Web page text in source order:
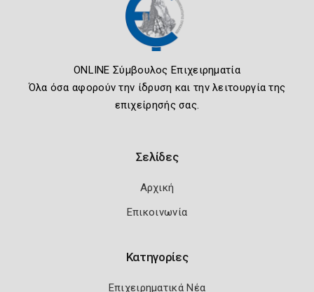
ONLINE Σύμβουλος Επιχειρηματία
Όλα όσα αφορούν την ίδρυση και την λειτουργία της
επιχείρησής σας.
Σελίδες
Αρχική
Επικοινωνία
Κατηγορίες
Επιχειρηματικά Νέα